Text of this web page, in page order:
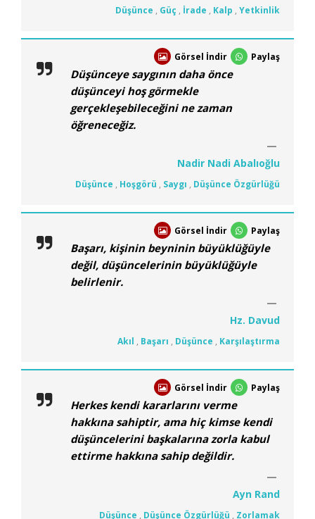
Düşünce , Güç , İrade , Kalp , Yetkinlik
Görsel İndir Paylaş
Düşünceye saygının daha önce
düşünceyi hoş görmekle
gerçekleşebileceğini ne zaman
öğreneceğiz.
Nadir Nadi Abalıoğlu
Düşünce , Hoşgörü , Saygı , Düşünce Özgürlüğü
Görsel İndir Paylaş
Başarı, kişinin beyninin büyüklüğüyle
değil, düşüncelerinin büyüklüğüyle
belirlenir.
Hz. Davud
Akıl , Başarı , Düşünce , Karşılaştırma
Görsel İndir Paylaş
Herkes kendi kararlarını verme
hakkına sahiptir, ama hiç kimse kendi
düşüncelerini başkalarına zorla kabul
ettirme hakkına sahip değildir.
Ayn Rand
Düşünce , Düşünce Özgürlüğü , Zorlamak